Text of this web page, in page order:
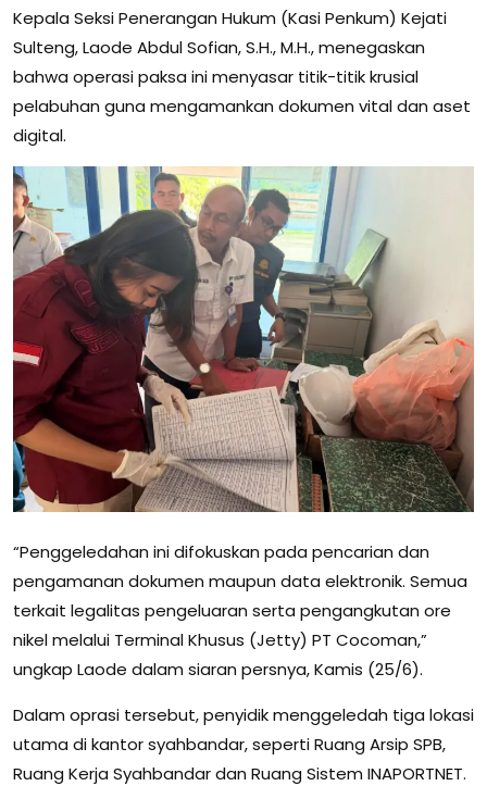
Kepala Seksi Penerangan Hukum (Kasi Penkum) Kejati
Sulteng, Laode Abdul Sofian, S.H., M.H., menegaskan
bahwa operasi paksa ini menyasar titik-titik krusial
pelabuhan guna mengamankan dokumen vital dan aset
digital.
“Penggeledahan ini difokuskan pada pencarian dan
pengamanan dokumen maupun data elektronik. Semua
terkait legalitas pengeluaran serta pengangkutan ore
nikel melalui Terminal Khusus (Jetty) PT Cocoman,”
ungkap Laode dalam siaran persnya, Kamis (25/6).
Dalam oprasi tersebut, penyidik menggeledah tiga lokasi
utama di kantor syahbandar, seperti Ruang Arsip SPB,
Ruang Kerja Syahbandar dan Ruang Sistem INAPORTNET.